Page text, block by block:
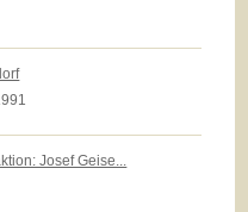
Josef Geise...